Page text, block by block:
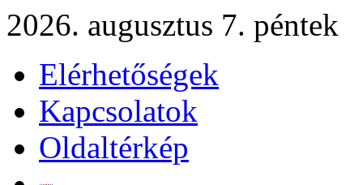
2026. augusztus 7. péntek
Elérhetőségek
Kapcsolatok
Oldaltérkép